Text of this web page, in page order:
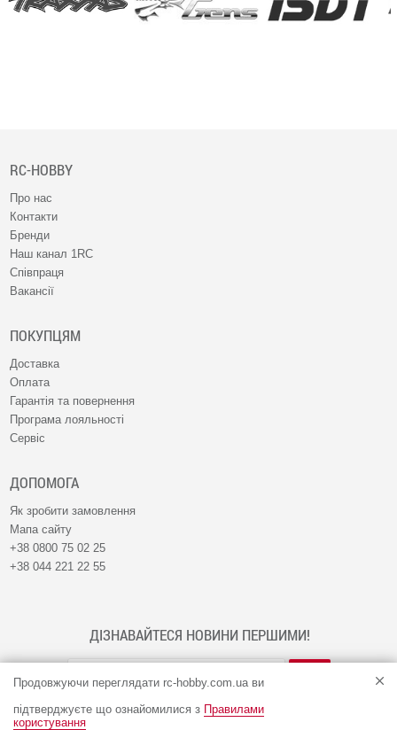
Продовжуючи переглядати rc-hobby.com.ua ви
підтверджуєте що ознайомилися з Правилами
користування
RC-HOBBY
Про нас
Контакти
Бренди
Наш канал 1RC
Співпраця
Вакансії
ПОКУПЦЯМ
Доставка
Оплата
Гарантія та повернення
Програма лояльності
Сервіс
ДОПОМОГА
Як зробити замовлення
Мапа сайту
+38 0800 75 02 25
+38 044 221 22 55
ДІЗНАВАЙТЕСЯ НОВИНИ ПЕРШИМИ!